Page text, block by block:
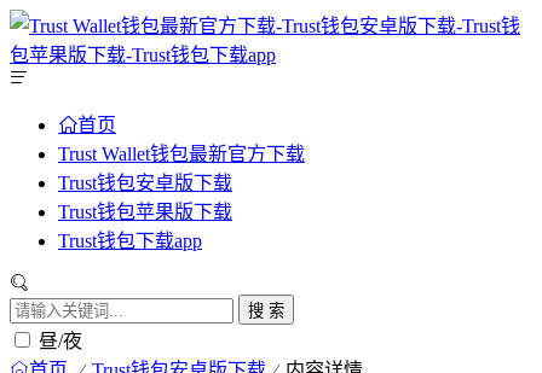
首页
Trust Wallet钱包最新官方下载
Trust钱包安卓版下载
Trust钱包苹果版下载
Trust钱包下载app
搜 索
昼/夜